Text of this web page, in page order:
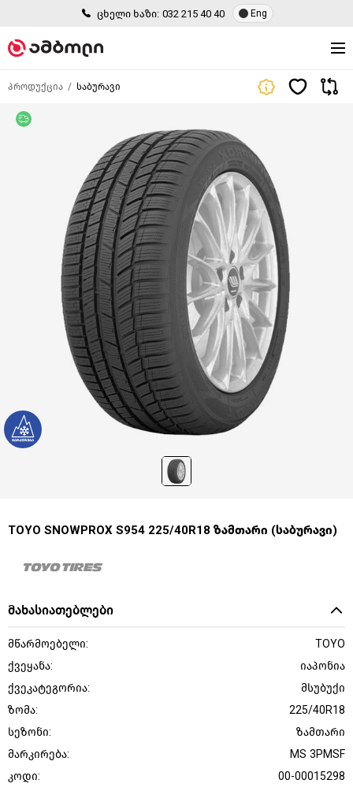
ცხელი ხაზი: 032 215 40 40 Eng
პროდუქცია საბურავი
TOYO SNOWPROX S954 225/40R18 ზამთარი (საბურავი)
მახასიათებლები
მწარმოებელი:
TOYO
ქვეყანა:
იაპონია
ქვეკატეგორია:
მსუბუქი
ზომა:
225/40R18
სეზონი:
ზამთარი
მარკირება:
MS 3PMSF
კოდი:
00-00015298